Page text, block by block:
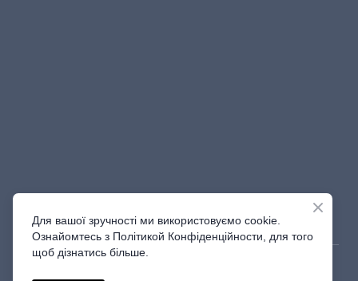
© Created by Shine_Studio | 2023
Для вашої зручності ми використовуємо cookie.
Ознайомтесь з Політикой Конфіденційности, для того
щоб дізнатись більше.